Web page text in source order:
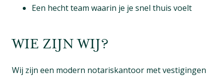
Een hecht team waarin je je snel thuis voelt
WIE ZIJN WIJ?
Wij zijn een modern notariskantoor met vestigingen